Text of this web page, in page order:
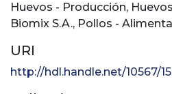
Huevos - Producción,
Biomix S.A., Pollos -
URI
http://hdl.handle.net/10567/